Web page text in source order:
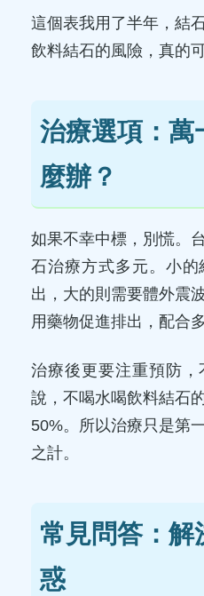
這個表我用了半年，結
飲料結石的風險，真的
治療選項：萬
麼辦？
如果不幸中標，別慌。
石治療方式多元。小
出，大的則需要體外震
用藥物促進排出，配合
治療後更要注重預防
說，不喝水喝飲料結石
50%。所以治療只是第
之計。
常見問答：解
惑